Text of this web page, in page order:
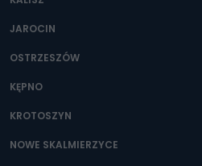
JAROCIN
OSTRZESZÓW
KĘPNO
KROTOSZYN
NOWE SKALMIERZYCE